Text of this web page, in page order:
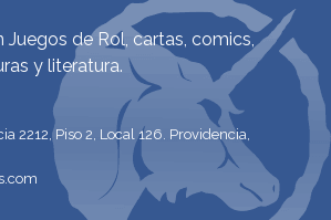
Juegos de Rol, cartas, comics,
y literatura.
2212, Piso 2, Local 126. Providencia,